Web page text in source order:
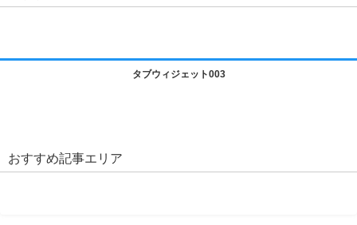
タブウィジェット003
おすすめ記事エリア